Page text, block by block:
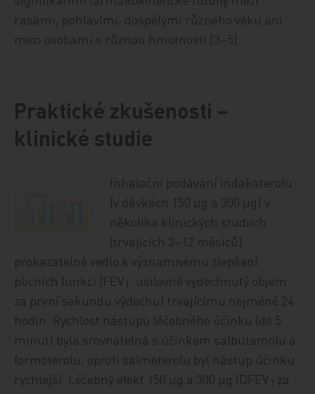
rasami, pohlavími, dospělými různého věku ani
mezi osobami s různou hmotností [3–5].
Praktické zkušenosti –
klinické studie
Inhalační podávání indakaterolu
(v dávkách 150 µg a 300 µg) v
několika klinických studiích
(trvajících 3–12 měsíců)
prokazatelně vedlo k významnému zlepšení
plicních funkcí (FEV 1
, usilovně vydechnutý objem
za první sekundu výdechu) trvajícímu nejméně 24
hodin. Rychlost nástupu léčebného účinku (do 5
minut) byla srovnatelná s účinkem salbutamolu a
formoterolu, oproti salmeterolu byl nástup účinku
rychlejší. Léčebný efekt 150 µg a 300 µg (DFEV 1 za